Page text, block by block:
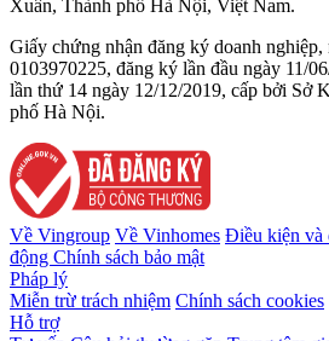
Xuân, Thành phố Hà Nội, Việt Nam.
Giấy chứng nhận đăng ký doanh nghiệp,
0103970225, đăng ký lần đầu ngày 11/
lần thứ 14 ngày 12/12/2019, cấp bởi Sở
phố Hà Nội.
Về Vingroup Về Vinhomes Điều kiện và
động Chính sách bảo mật
Pháp lý
Miễn trừ trách nhiệm Chính sách cookies
Hỗ trợ